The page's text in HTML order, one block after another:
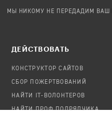
МЫ НИКОМУ НЕ ПЕРЕДАДИМ ВАШ
ДЕЙСТВОВАТЬ
КОНСТРУКТОР САЙТОВ
СБОР ПОЖЕРТВОВАНИЙ
НАЙТИ IT-ВОЛОНТЕРОВ
НАЙТИ ПРОФ.ПОДРЯДЧИКА